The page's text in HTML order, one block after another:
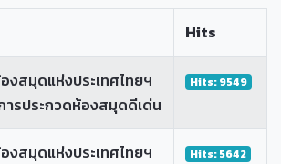
Hits
งสมุดแห่งประเทศไทยฯ
ารประกวดห้องสมุดดีเด่น
Hits: 9549
งสมุดแห่งประเทศไทยฯ
Hits: 5642